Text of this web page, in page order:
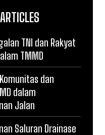
TNI dan Rakyat
TMMD
dan
dalam
Jalan
Saluran Drainase